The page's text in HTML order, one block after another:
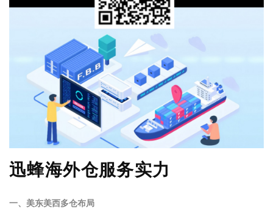
迅蜂海外仓服务实力
一、美东美西多仓布局